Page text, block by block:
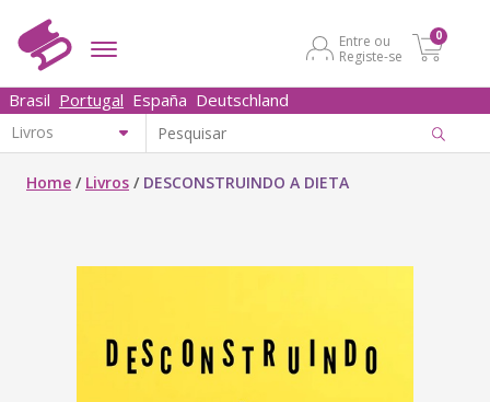
Entre ou
Registe-se
0
Brasil Portugal España Deutschland
Home / Livros / DESCONSTRUINDO A DIETA